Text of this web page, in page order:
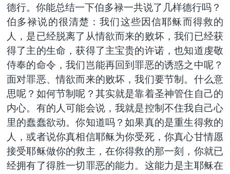
德行。你能总结一下伯多禄一共说了几样德行吗？
伯多禄说的很清楚：我们这些因信耶稣而得救的
人，是已经脱离了从情欲而来的败坏，我们已经获
得了主的生命，获得了主宝贵的许诺，也知道虔敬
侍奉的命令，我们岂能再回到罪恶的诱惑之中呢？
面对罪恶、情欲而来的败坏，我们要节制。什么意
思呢？如何节制呢？其实就是靠着圣神管住自己的
内心。有的人可能会说，我就是控制不住我自己心
里的蠢蠢欲动。你知道吗？如果真的是重生得救的
人，或者说你真相信耶稣为你受死，你真心甘情愿
接受耶稣做你的救主，在你得救的那一刻，你就已
经拥有了得胜一切罪恶的能力。这能力是主耶稣在